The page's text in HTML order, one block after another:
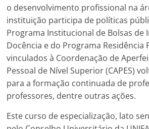
o desenvolvimento profissional na
instituição participa de políticas
Programa Institucional de Bolsas de
Docência e do Programa Residência
vinculados à Coordenação de
Pessoal de Nível Superior (CAPES)
para a formação continuada de
professores, dentre outras ações.
Este curso de especialização, lato